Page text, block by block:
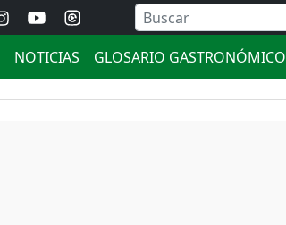
NOTICIAS GLOSARIO GASTRONÓMICO